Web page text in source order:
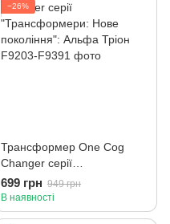
−26%
Трансформер One Cog
Changer серії
"Трансформери: Нове
покоління": Альфа Тріон
699 грн 949 грн
В наявності